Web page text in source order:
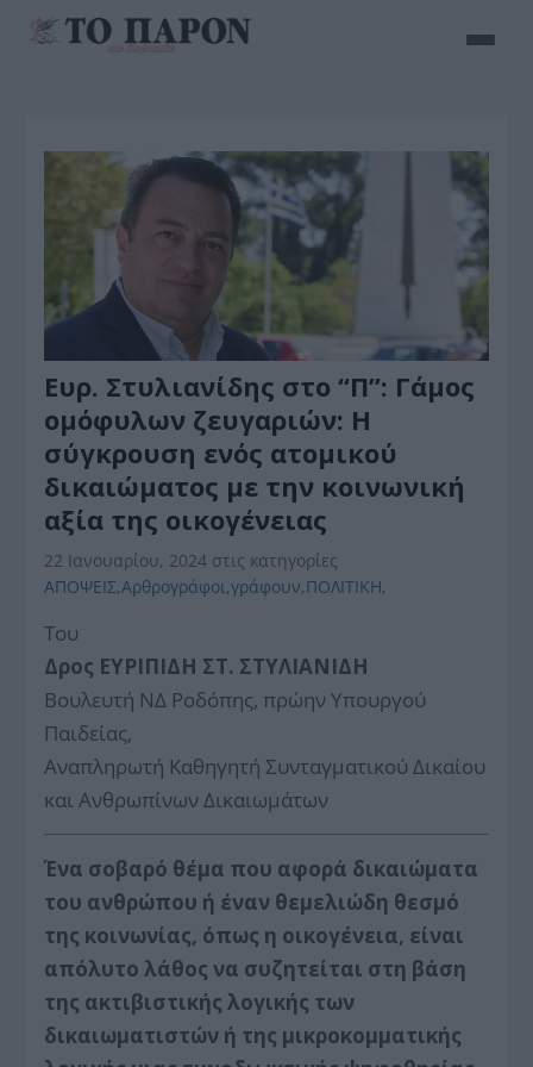
Ευρ. Στυλιανίδης στο “Π”: Γάμος
ομόφυλων ζευγαριών: Η
σύγκρουση ενός ατομικού
δικαιώματος με την κοινωνική
αξία της οικογένειας
22 Ιανουαρίου, 2024 στις κατηγορίες
ΑΠΟΨΕΙΣ,Αρθρογράφοι,γράφουν,ΠΟΛΙΤΙΚΗ,
Του
Δρος ΕΥΡΙΠΙΔΗ ΣΤ. ΣΤΥΛΙΑΝΙΔΗ
Βουλευτή ΝΔ Ροδόπης, πρώην Υπουργού
Παιδείας,
Αναπληρωτή Καθηγητή Συνταγματικού Δικαίου
και Ανθρωπίνων Δικαιωμάτων
Ένα σοβαρό θέμα που αφορά δικαιώματα
του ανθρώπου ή έναν θεμελιώδη θεσμό
της κοινωνίας, όπως η οικογένεια, είναι
απόλυτο λάθος να συζητείται στη βάση
της ακτιβιστικής λογικής των
δικαιωματιστών ή της μικροκομματικής